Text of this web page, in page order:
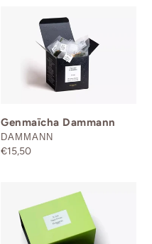
Dammann
Genmaïcha Dammann
DISTRIBUTEUR
DAMMANN
Prix
€15,50
Happy
Dreams
DAMMANN